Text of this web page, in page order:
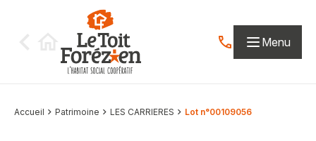
Contactez-nous
Menu
Accueil Patrimoine LES CARRIERES Lot n°00109056